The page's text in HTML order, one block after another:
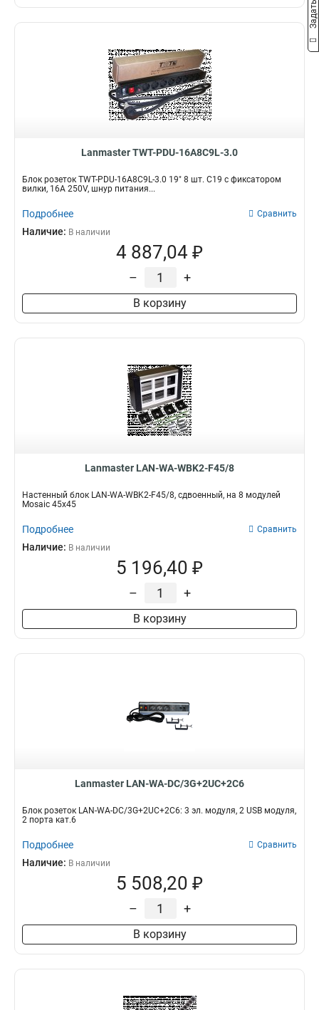
Lanmaster TWT-PDU-16A8C9L-3.0
Блок розеток TWT-PDU-16A8C9L-3.0 19" 8 шт. C19 с фиксатором
вилки, 16A 250V, шнур питания...
Подробнее Сравнить
Наличие: В наличии
4 887,04 ₽
– +
В корзину
Lanmaster LAN-WA-WBK2-F45/8
Настенный блок LAN-WA-WBK2-F45/8, сдвоенный, на 8 модулей
Mosaic 45x45
Подробнее Сравнить
Наличие: В наличии
5 196,40 ₽
– +
В корзину
Lanmaster LAN-WA-DC/3G+2UC+2C6
Блок розеток LAN-WA-DC/3G+2UC+2C6: 3 эл. модуля, 2 USB модуля,
2 порта кат.6
Подробнее Сравнить
Наличие: В наличии
5 508,20 ₽
– +
В корзину